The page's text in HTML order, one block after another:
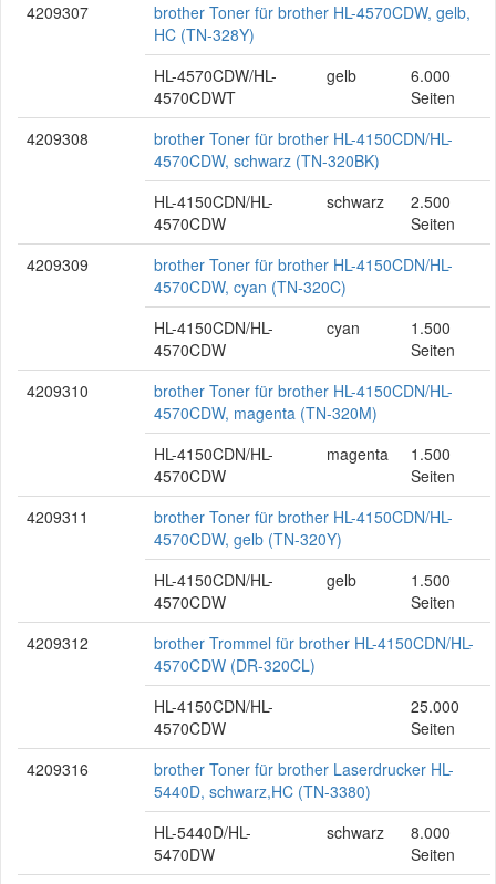
4209307
brother Toner für brother HL-4570CDW, gelb,
HC (TN-328Y)
HL-4570CDW/HL-
4570CDWT
gelb
6.000
Seiten
4209308
brother Toner für brother HL-4150CDN/HL-
4570CDW, schwarz (TN-320BK)
HL-4150CDN/HL-
4570CDW
schwarz
2.500
Seiten
4209309
brother Toner für brother HL-4150CDN/HL-
4570CDW, cyan (TN-320C)
HL-4150CDN/HL-
4570CDW
cyan
1.500
Seiten
4209310
brother Toner für brother HL-4150CDN/HL-
4570CDW, magenta (TN-320M)
HL-4150CDN/HL-
4570CDW
magenta
1.500
Seiten
4209311
brother Toner für brother HL-4150CDN/HL-
4570CDW, gelb (TN-320Y)
HL-4150CDN/HL-
4570CDW
gelb
1.500
Seiten
4209312
brother Trommel für brother HL-4150CDN/HL-
4570CDW (DR-320CL)
HL-4150CDN/HL-
4570CDW
25.000
Seiten
4209316
brother Toner für brother Laserdrucker HL-
5440D, schwarz,HC (TN-3380)
HL-5440D/HL-
5470DW
schwarz
8.000
Seiten